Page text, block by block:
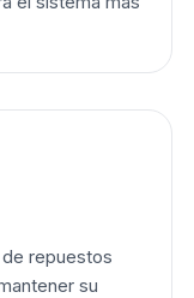
repuestos
su